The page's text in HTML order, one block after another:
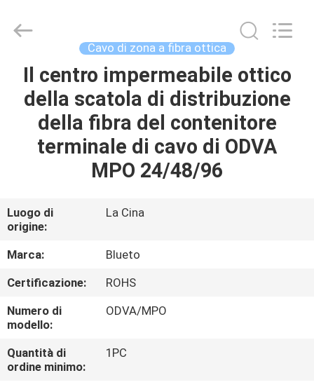
CASA
PRODOTTI
GIRO
DELLA
FABBRICA
CONTROLLO
DI
QUALITÀ
Blueto
Electronics&Communication
Reserved.
Cavo di zona a fibra ottica
Il centro impermeabile ottico
della scatola di distribuzione
della fibra del contenitore
terminale di cavo di ODVA
MPO 24/48/96
Luogo di
origine:
La Cina
Marca:
Blueto
Certificazione:
ROHS
Numero di
modello:
ODVA/MPO
Quantità di
ordine minimo:
1PC